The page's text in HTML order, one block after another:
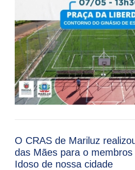
O CRAS de Mariluz
das Mães para o
Idoso de nossa cidade